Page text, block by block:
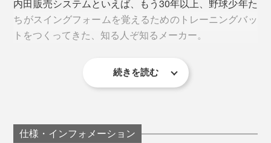
大きいアーチは、腰や背中、胸といった大きな筋肉を、
小さいアーチは、よりピンポイントに、コリを狙って刺
内田販売システムといえば、もう30年以上、野球少年た
ちがスイングフォームを覚えるためのトレーニングバッ
トをつくってきた、知る人ぞ知るメーカー。
続きを読む
仕様・インフォメーション